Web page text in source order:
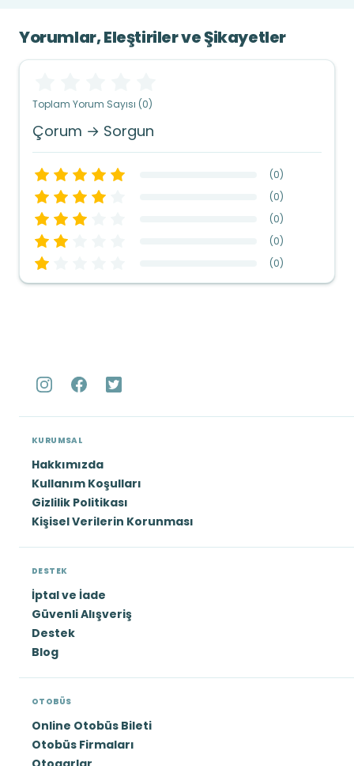
Yorumlar, Eleştiriler ve Şikayetler
Toplam Yorum Sayısı (0)
Çorum → Sorgun
(0)
(0)
(0)
(0)
(0)
KURUMSAL
Hakkımızda
Kullanım Koşulları
Gizlilik Politikası
Kişisel Verilerin Korunması
DESTEK
İptal ve İade
Güvenli Alışveriş
Destek
Blog
OTOBÜS
Online Otobüs Bileti
Otobüs Firmaları